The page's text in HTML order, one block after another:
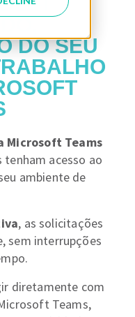
DO SEU
Microsoft Teams
acesso ao
ambiente de
, as solicitações
sem interrupções
diretamente com
Teams,